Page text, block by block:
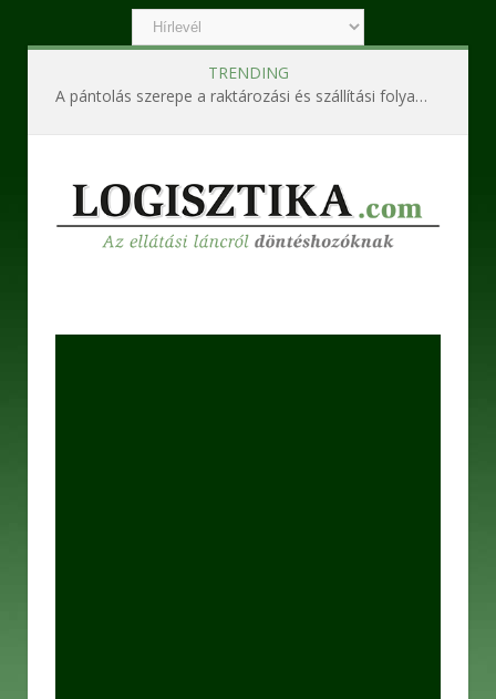
TRENDING
A pántolás szerepe a raktározási és szállítási folyamatokban